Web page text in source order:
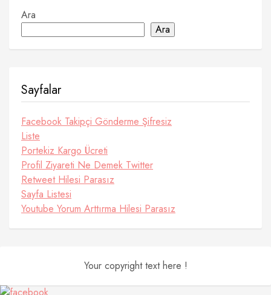
Ara
Ara
Sayfalar
Facebook Takipçi Gönderme Şifresiz
Liste
Portekiz Kargo Ücreti
Profil Ziyareti Ne Demek Twitter
Retweet Hilesi Parasız
Sayfa Listesi
Youtube Yorum Arttırma Hilesi Parasız
Your copyright text here !